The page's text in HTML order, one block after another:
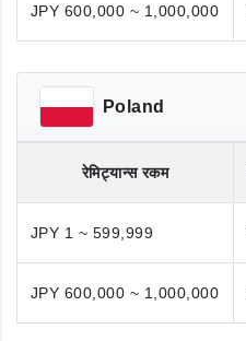
JPY 600,000 ~ 1,000,000
Poland
रेमिट्यान्स रकम
JPY 1 ~ 599,999
JPY 600,000 ~ 1,000,000